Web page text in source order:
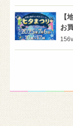
【
お
156